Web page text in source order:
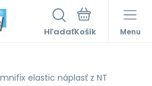
Hľadať Menu
elastic náplasť z NT